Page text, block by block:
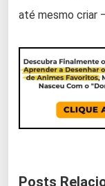
até mesmo criar
Posts